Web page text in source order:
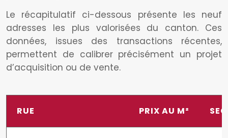
Le récapitulatif ci-dessous présente les neuf
adresses les plus valorisées du canton. Ces
données, issues des transactions récentes,
permettent de calibrer précisément un projet
d’acquisition ou de vente.
RUE PRIX AU M²